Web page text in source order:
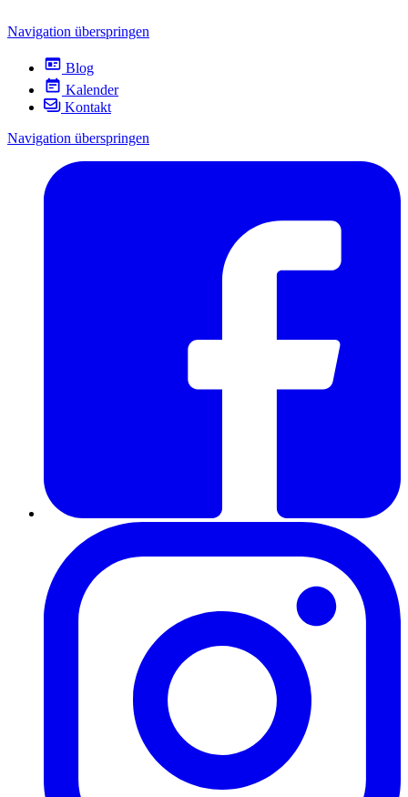
Navigation überspringen
Blog
Kalender
Kontakt
Navigation überspringen